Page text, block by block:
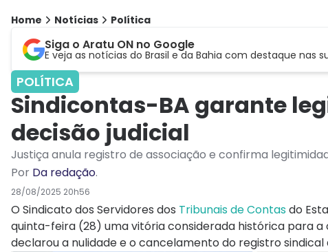
Home Notícias Política
Siga o Aratu ON no Google
E veja as notícias do Brasil e da Bahia com destaque nas
POLÍTICA
Sindicontas-BA garante
decisão judicial
Justiça anula registro de associação e confirma
Por Da redação.
28/08/2025 20h56
O Sindicato dos Servidores dos Tribunais de Contasdo
quinta-feira (28) uma vitória considerada histórica para a
declarou a nulidade e o cancelamento do registro